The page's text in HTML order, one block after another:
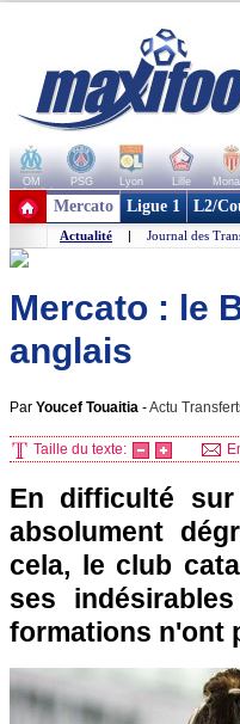
OM PSG Lyon Lille
+ de clubs
Mercato Ligue 1 L2/
Actualité | Journal des
Mercato : le
anglais
Par Youcef Touaitia -Actu
Taille du texte:
En difficulté
absolument
cela, le club
ses
formations n'ont